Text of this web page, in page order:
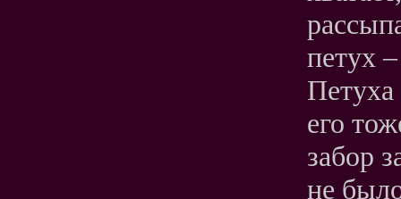
петух
его
забор
не